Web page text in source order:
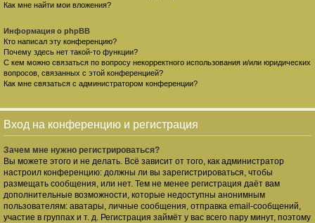
Как мне найти мои вложения?
Информация о phpBB
Кто написал эту конференцию?
Почему здесь нет такой-то функции?
С кем можно связаться по вопросу некорректного использования и/или юридических
вопросов, связанных с этой конференцией?
Как мне связаться с администратором конференции?
Вход на конференцию и регистрация
Зачем мне нужно регистрироваться?
Вы можете этого и не делать. Всё зависит от того, как администратор
настроил конференцию: должны ли вы зарегистрироваться, чтобы
размещать сообщения, или нет. Тем не менее регистрация даёт вам
дополнительные возможности, которые недоступны анонимным
пользователям: аватары, личные сообщения, отправка email-сообщений,
участие в группах и т. д. Регистрация займёт у вас всего пару минут, поэтому